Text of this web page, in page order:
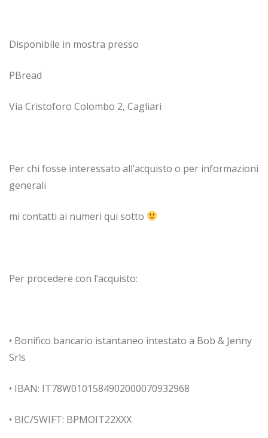
Disponibile in mostra presso
PBread
Via Cristoforo Colombo 2, Cagliari
Per chi fosse interessato all’acquisto o per informazioni
generali
mi contatti ai numeri qui sotto
Per procedere con l’acquisto:
• Bonifico bancario istantaneo intestato a Bob & Jenny
Srls
• IBAN: IT78W0101584902000070932968
• BIC/SWIFT: BPMOIT22XXX